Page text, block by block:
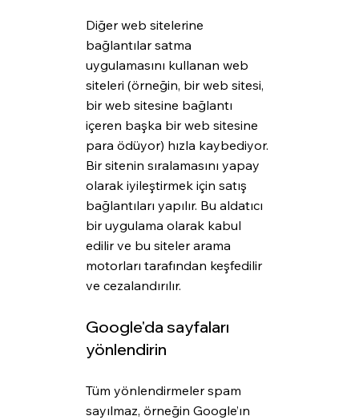
Diğer web sitelerine
bağlantılar satma
uygulamasını kullanan web
siteleri (örneğin, bir web sitesi,
bir web sitesine bağlantı
içeren başka bir web sitesine
para ödüyor) hızla kaybediyor.
Bir sitenin sıralamasını yapay
olarak iyileştirmek için satış
bağlantıları yapılır. Bu aldatıcı
bir uygulama olarak kabul
edilir ve bu siteler arama
motorları tarafından keşfedilir
ve cezalandırılır.
Google'da sayfaları
yönlendirin
Tüm yönlendirmeler spam
sayılmaz, örneğin Google’ın